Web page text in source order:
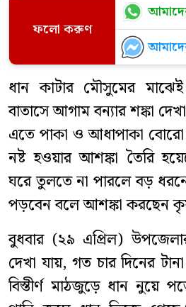
ফলো করুণ
ধান কাটার মৌসুমের
বাতাসে আগাম বন্যার শঙ্কা
এতে পাকা ও আধাপাকা
নষ্ট হওয়ার আশঙ্কা তৈরি
ঘরে তুলতে না পারলে বড়
পড়বেন বলে আশঙ্কা করছেন
বুধবার (২৯ এপ্রিল)
দেখা যায়, গত চার দিনের
বিস্তীর্ণ মাঠজুড়ে ধান নুয়ে